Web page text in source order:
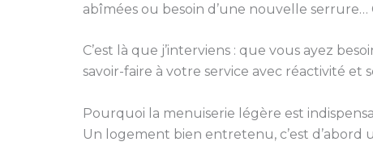
abîmées ou besoin d’une nouvelle
C’est là que j’interviens : que vous ayez
savoir-faire à votre service avec réactivité et
Pourquoi la menuiserie légère est
Un logement bien entretenu, c’est d’abord